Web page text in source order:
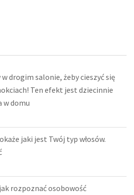
drogim salonie, żeby cieszyć się
Ten efekt jest dziecinnie
w domu
jaki jest Twój typ włosów.
rozpoznać osobowość